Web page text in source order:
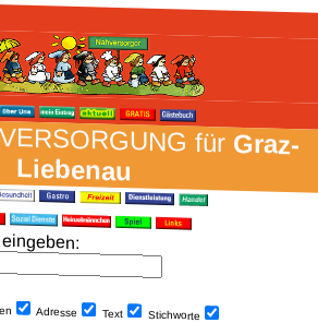
fürGraz-
Liebenau
:
Adresse Text Stich­worte